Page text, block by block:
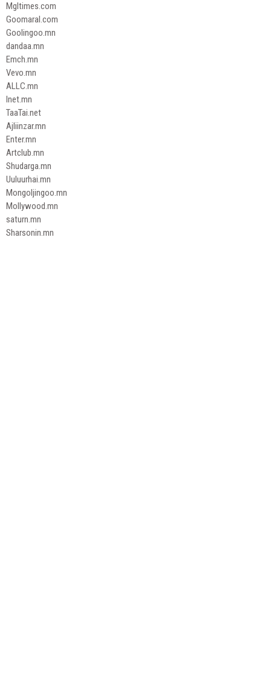
Mgltimes.com
Goomaral.com
Goolingoo.mn
dandaa.mn
Emch.mn
Vevo.mn
ALLC.mn
Inet.mn
TaaTai.net
Ajliinzar.mn
Enter.mn
Artclub.mn
Shudarga.mn
Uuluurhai.mn
Mongoljingoo.mn
Mollywood.mn
saturn.mn
Sharsonin.mn